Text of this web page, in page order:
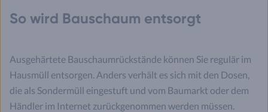
So wird Bauschaum entsorgt
Ausgehärtete Bauschaumrückstände können Sie regulär im
Hausmüll entsorgen. Anders verhält es sich mit den Dosen,
die als Sondermüll eingestuft und vom Baumarkt oder dem
Händler im Internet zurückgenommen werden müssen.